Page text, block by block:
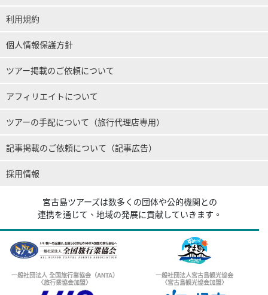
利用規約
個人情報保護方針
ツアー掲載のご依頼について
アフィリエイトについて
ツアーの手配について（旅行代理店専用）
記事掲載のご依頼について（記事広告）
採用情報
宮古島ツアーズは数多くの団体や公的機関との
連携を通じて、地域の発展に貢献していきます。
一般社団法人 全国旅行業協会（ANTA）
〈旅行業協会加盟〉
一般社団法人宮古島観光協会
〈宮古島観光協会加盟〉